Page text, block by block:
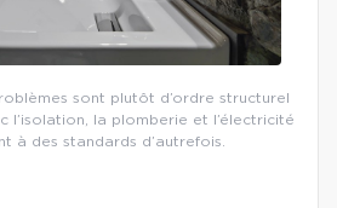
sont plutôt d’ordre structurel
l’isolation, la plomberie et l’électricité
à des standards d’autrefois.